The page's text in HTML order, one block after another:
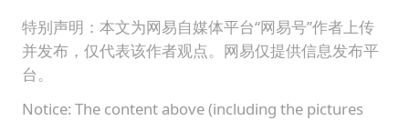
特别声明：本文为网易自媒体平台“网易号”作者上传
并发布，仅代表该作者观点。网易仅提供信息发布平
台。
Notice: The content above (including the pictures